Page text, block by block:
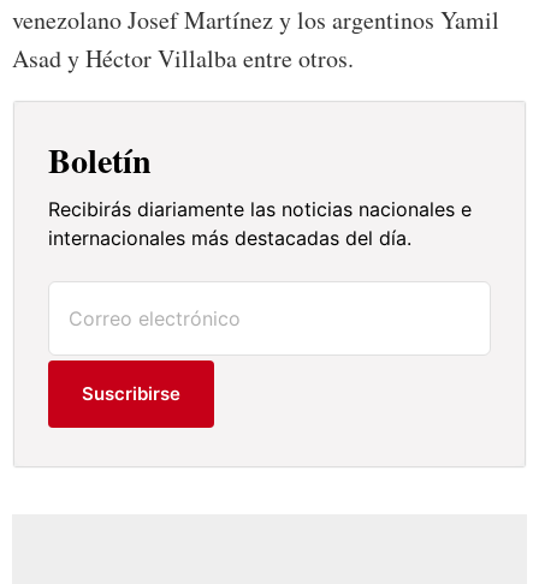
venezolano Josef Martínez y los argentinos Yamil
Asad y Héctor Villalba entre otros.
Boletín
Recibirás diariamente las noticias nacionales e
internacionales más destacadas del día.
Suscribirse